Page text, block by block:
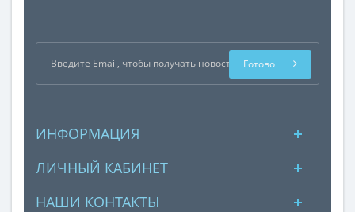
Готово
ИНФОРМАЦИЯ
ЛИЧНЫЙ КАБИНЕТ
НАШИ КОНТАКТЫ